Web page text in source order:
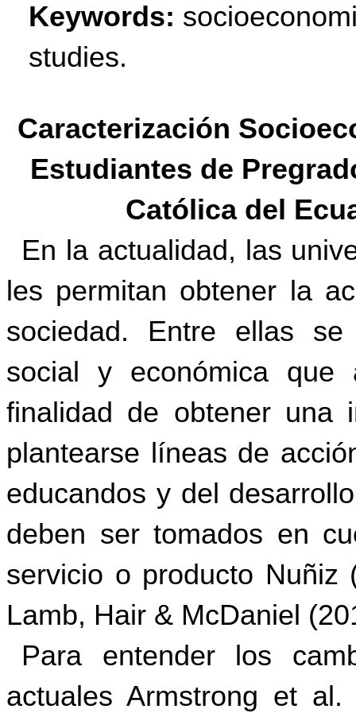
Keywords:
studies.
Caracterización
Estudiantes de
Católica del
En la actualidad, las
les permitan obtener la
sociedad. Entre ellas
social y económica que
finalidad de obtener una
plantearse líneas de
educandos y del
deben ser tomados en
servicio o producto Nuñiz
Lamb, Hair & McDaniel
Para entender los
actuales Armstrong et